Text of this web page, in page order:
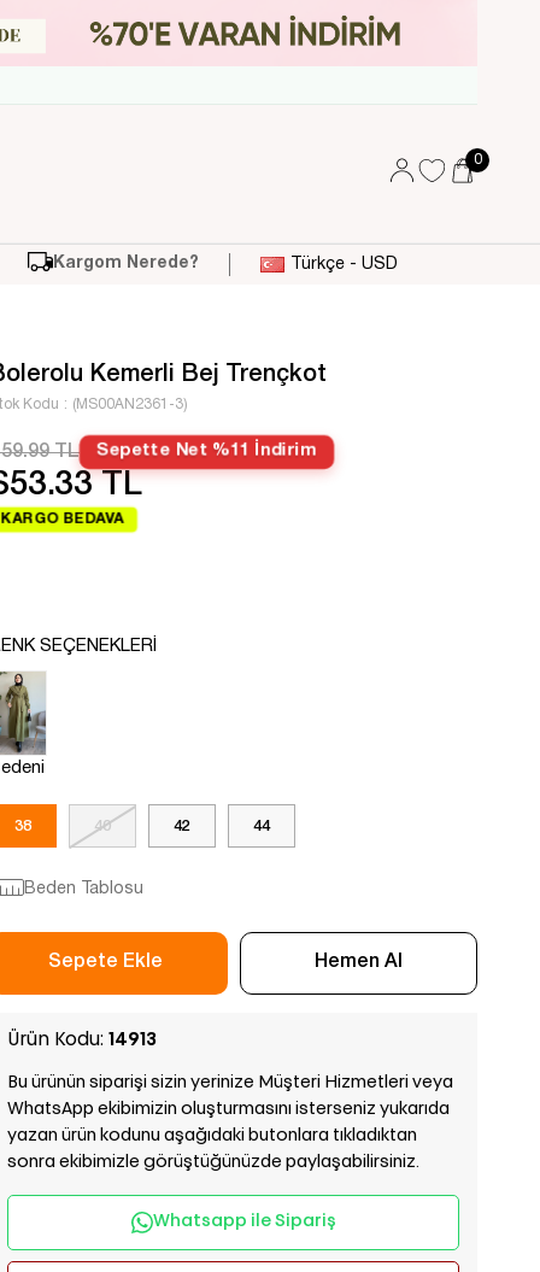
0
Kargom Nerede? Türkçe - USD
Kemerli Bej Trençkot
Kodu (MS00AN2361-3)
TL Sepette Net %11 İndirim
TL
KARGO BEDAVA
SEÇENEKLERI
38 40 42 44
Beden Tablosu
Ürün Kodu: 14913
Bu ürünün siparişi sizin yerinize Müşteri Hizmetleri veya
WhatsApp ekibimizin oluşturmasını isterseniz yukarıda
yazan ürün kodunu aşağıdaki butonlara tıkladıktan
sonra ekibimizle görüştüğünüzde paylaşabilirsiniz.
Whatsapp ile Sipariş